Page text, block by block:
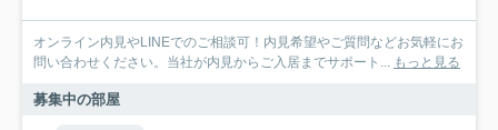
オンライン内見やLINEでのご相談可！内見希望やご質問などお気軽にお
問い合わせください。当社が内見からご入居までサポート... もっと見る
募集中の部屋